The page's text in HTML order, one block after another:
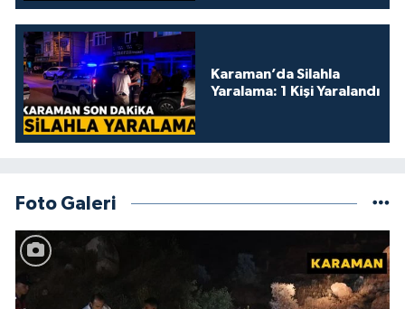
Karaman’da Silahla
Yaralama: 1 Kişi Yaralandı
Foto Galeri